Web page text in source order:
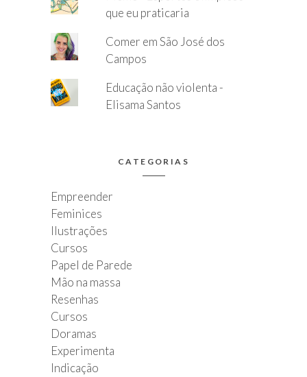
que eu praticaria
Comer em São José dos
Campos
Educação não violenta -
Elisama Santos
CATEGORIAS
Empreender
Feminices
Ilustrações
Cursos
Papel de Parede
Mão na massa
Resenhas
Cursos
Doramas
Experimenta
Indicação